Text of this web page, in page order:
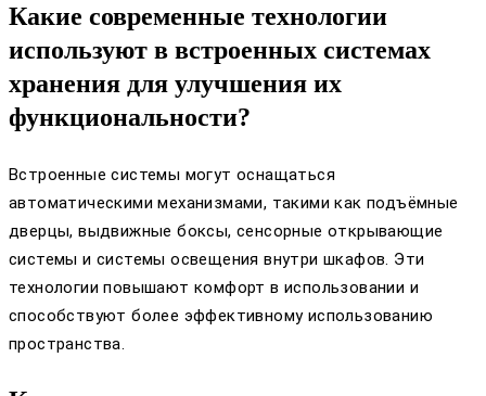
Какие современные технологии
используют в встроенных системах
хранения для улучшения их
функциональности?
Встроенные системы могут оснащаться
автоматическими механизмами, такими как подъёмные
дверцы, выдвижные боксы, сенсорные открывающие
системы и системы освещения внутри шкафов. Эти
технологии повышают комфорт в использовании и
способствуют более эффективному использованию
пространства.